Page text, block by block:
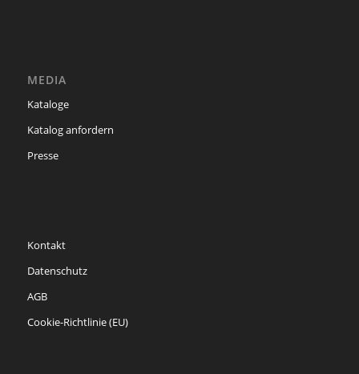
MEDIA
Kataloge
Katalog anfordern
Presse
Kontakt
Datenschutz
AGB
Cookie-Richtlinie (EU)